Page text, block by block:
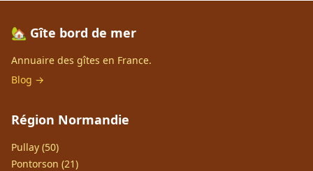
🏡 Gîte bord de mer
Annuaire des gîtes en France.
Blog →
Région Normandie
Pullay (50)
Pontorson (21)